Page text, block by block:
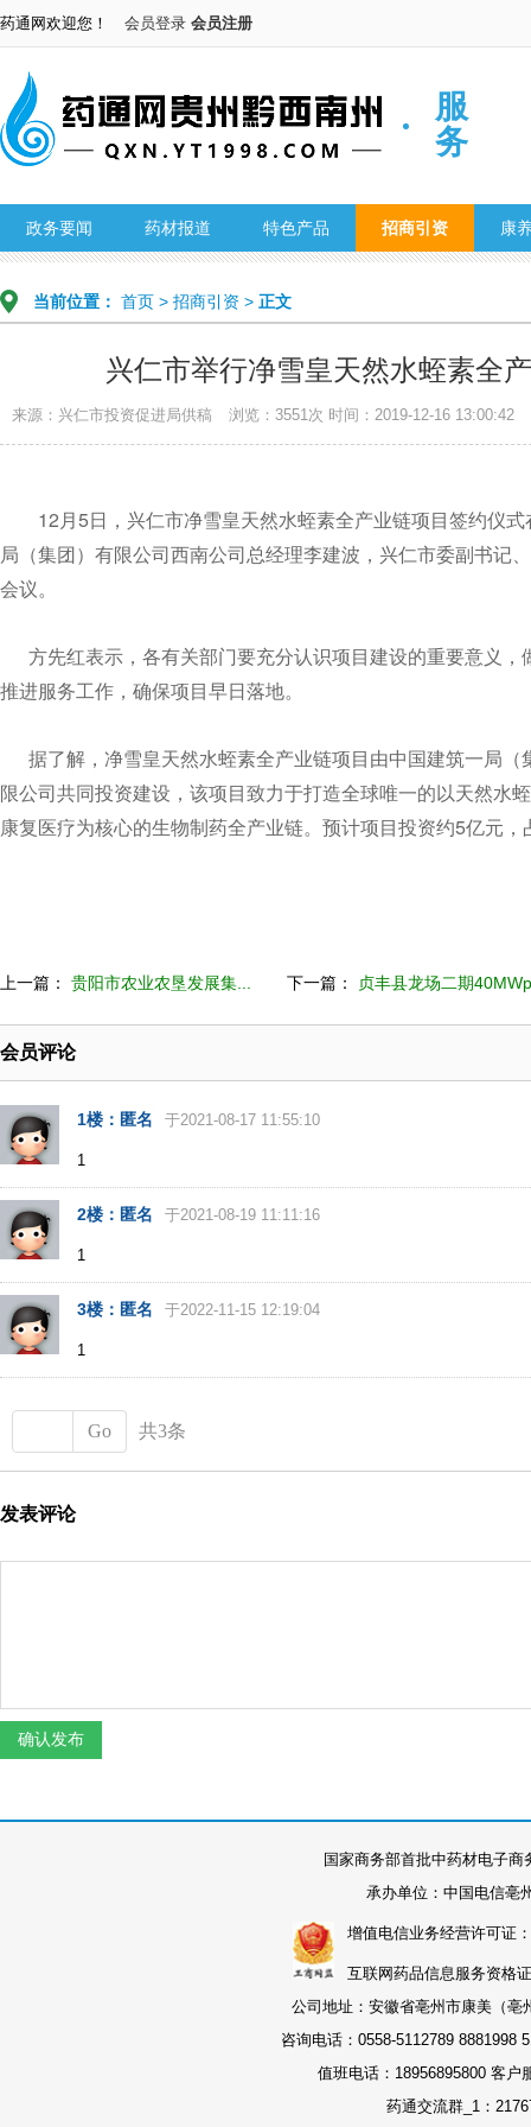
药通网欢迎您！ 会员登录 会员注册
服
务
政务要闻 药材报道 特色产品 招商引资 康
当前位置： 首页 > 招商引资 > 正文
兴仁市举行净雪皇天然水蛭素全
来源：兴仁市投资促进局供稿 浏览：3551次 时间：2019-12-16 13:00:42
12月5日，兴仁市净雪皇天然水蛭素全产业链项目签约仪
局（集团）有限公司西南公司总经理李建波，兴仁市委副书记
会议。
方先红表示，各有关部门要充分认识项目建设的重要意义，
推进服务工作，确保项目早日落地。
据了解，净雪皇天然水蛭素全产业链项目由中国建筑一局（
限公司共同投资建设，该项目致力于打造全球唯一的以天然水
康复医疗为核心的生物制药全产业链。预计项目投资约5亿元，
上一篇： 贵阳市农业农垦发展集... 下一篇： 贞丰县龙场二期
会员评论
1楼：匿名 于2021-08-17 11:55:10
1
2楼：匿名 于2021-08-19 11:11:16
1
3楼：匿名 于2022-11-15 12:19:04
1
Go 共3条
发表评论
国家商务部首批中药材电子
承办单位：中国电信亳
增值电信业务经营许可证
互联网药品信息服务资格
公司地址：安徽省亳州市康美（
咨询电话：0558-5112789 8881998
值班电话：18956895800 客户
药通交流群_1：